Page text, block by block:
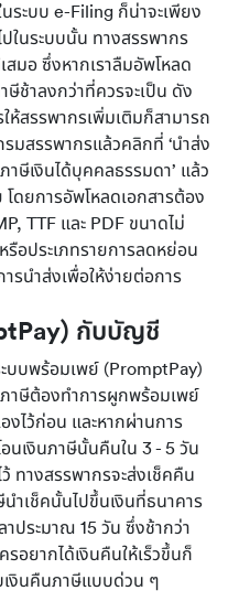
ระบบ e-Filing ก็น่าจะเพียง
ในระบบนั้น ทางสรรพากร
สมอ ซึ่งหากเราลืมอัพโหลด
าษีช้าลงกว่าที่ควรจะเป็น ดัง
ห้สรรพากรเพิ่มเติมก็สามารถ
รมสรรพากรแล้วคลิกที่ ‘นำส่ง
ษีเงินได้บุคคลธรรมดา’ แล้ว
โดยการอัพโหลดเอกสารต้อง
TTF และ PDF ขนาดไม่
รือประเภทรายการลดหย่อน
รนำส่งเพื่อให้ง่ายต่อการ
กับบัญชี
บบพร้อมเพย์ (PromptPay)
าษีต้องทำการผูกพร้อมเพย์
งไว้ก่อน และหากผ่านการ
นเงินภาษีนั้นคืนใน 3 - 5 วัน
ทางสรรพากรจะส่งเช็คคืน
ำเช็คนั้นไปขึ้นเงินที่ธนาคาร
าประมาณ 15 วัน ซึ่งช้ากว่า
อยากได้เงินคืนให้เร็วขึ้นก็
งินคืนภาษีแบบด่วน ๆ